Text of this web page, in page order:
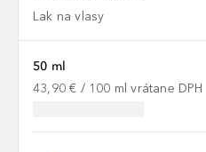
Lak na vlasy
50 ml
43,90 € / 100 ml vrátane DPH